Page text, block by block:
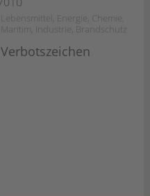
Lebensmittel, Energie, Chemie,
Maritim, Industrie, Brandschutz
Verbotszeichen